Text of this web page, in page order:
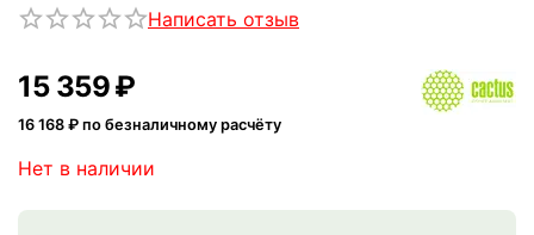
Написать отзыв
15 359₽
16 168 ₽ по безналичному расчёту
Нет в наличии